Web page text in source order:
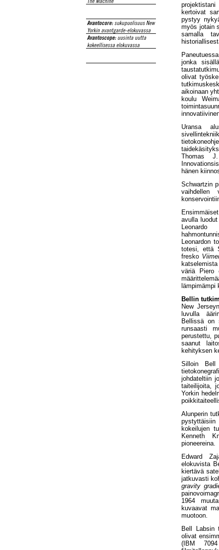
kertoivat
pystyy
myös jotain
samalla
jonka
olivat
aikoinaan
koulu
Uransa
Thomas
hänen
Schwartzin
vaihdellen
avulla
Leonardon
totesi, että
fresko
väriä Piero
lämpimämpi
Bellin
New
luvulla
Bellissä on
runsaasti
perustettu,
saanut
kehityksen
Silloin Bell
johdateltiin
taiteilijoita,
Yorkin
Alunperin
kokeilujen
Kenneth
pioneereina.
Edward
elokuvista
kiertävä
jatkuvasti
gravity
1964
kuvaavat
muotoon.
Bell Labsin
olivat
(IBM